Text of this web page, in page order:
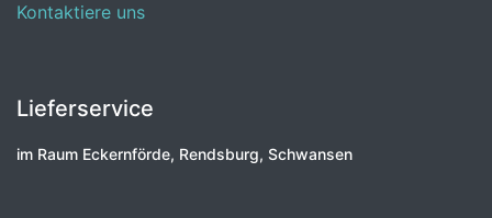
Kontaktiere uns
Lieferservice
im Raum Eckernförde, Rendsburg, Schwansen